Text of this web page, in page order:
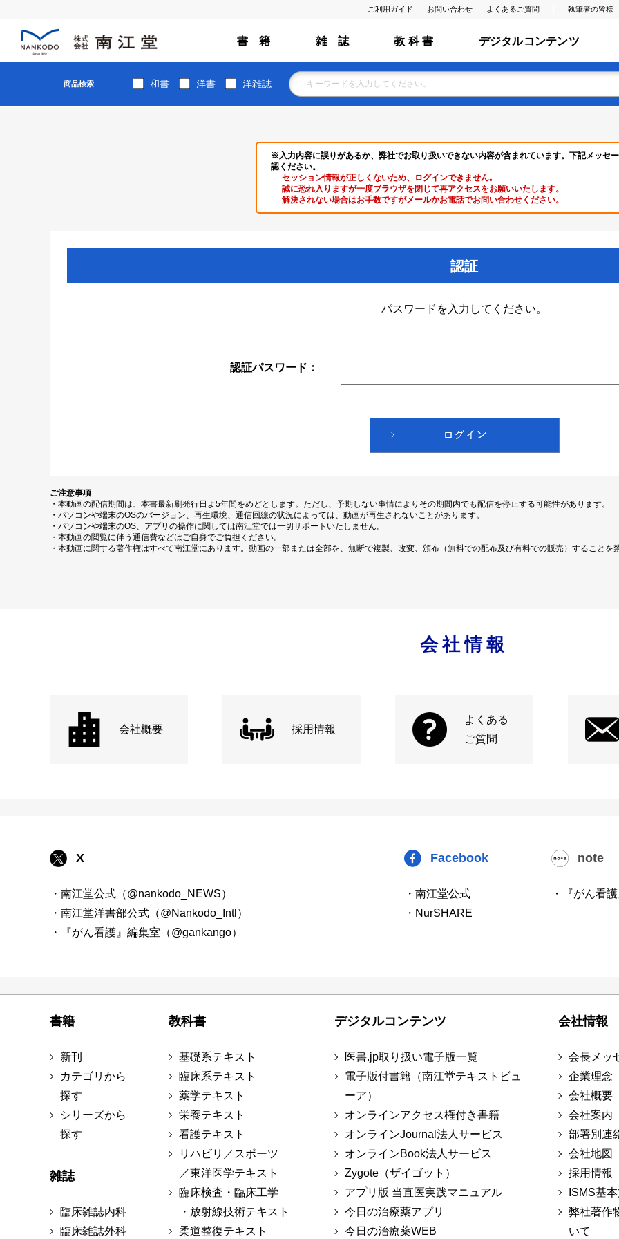
ご利用ガイド お問い合わせ よくあるご質問 執筆者の皆様
書 籍 雑 誌 教 科 書 デジタルコンテンツ
商品検索 和書 洋書 洋雑誌
※入力内容に誤りがあるか、弊社でお取り扱いできない内容が含まれています。下記メッセ
認ください。
セッション情報が正しくないため、ログインできません｡
誠に恐れ入りますが一度ブラウザを閉じて再アクセスをお願いいたします。
解決されない場合はお手数ですがメールかお電話でお問い合わせください。
認証
パスワードを入力してください。
認証パスワード：
ご注意事項
・本動画の配信期間は、本書最新刷発行日よ5年間をめどとします。ただし、予期しない事情によりその期間内でも配信を停止する可能性があります。
・パソコンや端末のOSのバージョン、再生環境、通信回線の状況によっては、動画が再生されないことがあります。
・パソコンや端末のOS、アプリの操作に関しては南江堂では一切サポートいたしません。
・本動画の閲覧に伴う通信費などはご自身でご負担ください。
・本動画に関する著作権はすべて南江堂にあります。動画の一部または全部を、無断で複製、改変、頒布（無料での配布及び有料での販売）することを
会社情報
会社概要 採用情報
よくある
ご質問
X
・南江堂公式（@nankodo_NEWS）
・南江堂洋書部公式（@Nankodo_Intl）
・『がん看護』編集室（@gankango）
Facebook
・南江堂公式
・NurSHARE
note
・『がん看
書籍
新刊
カテゴリから
探す
シリーズから
探す
雑誌
臨床雑誌内科
臨床雑誌外科
教科書
基礎系テキスト
臨床系テキスト
薬学テキスト
栄養テキスト
看護テキスト
リハビリ／スポーツ
／東洋医学テキスト
臨床検査・臨床工学
・放射線技術テキスト
柔道整復テキスト
デジタルコンテンツ
医書.jp取り扱い電子版一覧
電子版付書籍（南江堂テキストビュ
ーア）
オンラインアクセス権付き書籍
オンラインJournal法人サービス
オンラインBook法人サービス
Zygote（ザイゴット）
アプリ版 当直医実践マニュアル
今日の治療薬アプリ
今日の治療薬WEB
会社情報
会長メッ
企業理念
会社概要
会社案内
部署別連
会社地図
採用情報
ISMS基
弊社著作
いて